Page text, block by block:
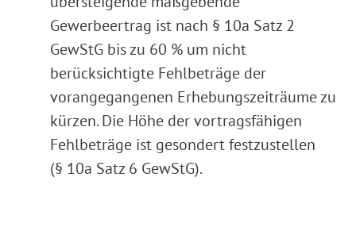
Gewerbeertrag ist nach § 10a Satz 2
GewStG bis zu 60 % um nicht
berücksichtigte Fehlbeträge der
vorangegangenen Erhebungszeiträume zu
kürzen. Die Höhe der vortragsfähigen
Fehlbeträge ist gesondert festzustellen
(§ 10a Satz 6 GewStG).